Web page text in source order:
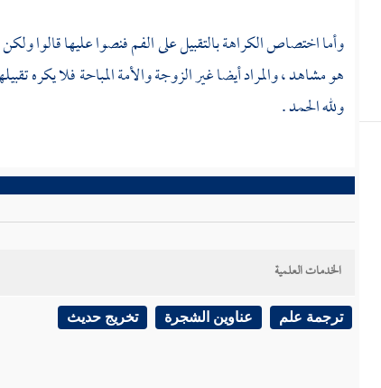
وأما اختصاص الكراهة بالتقبيل على الفم فنصوا عليها قالوا
هو مشاهد ، والمراد أيضا غير الزوجة والأمة المباحة فلا يكره
ولله الحمد .
الخدمات العلمية
ترجمة علم عناوين الشجرة تخريج حديث